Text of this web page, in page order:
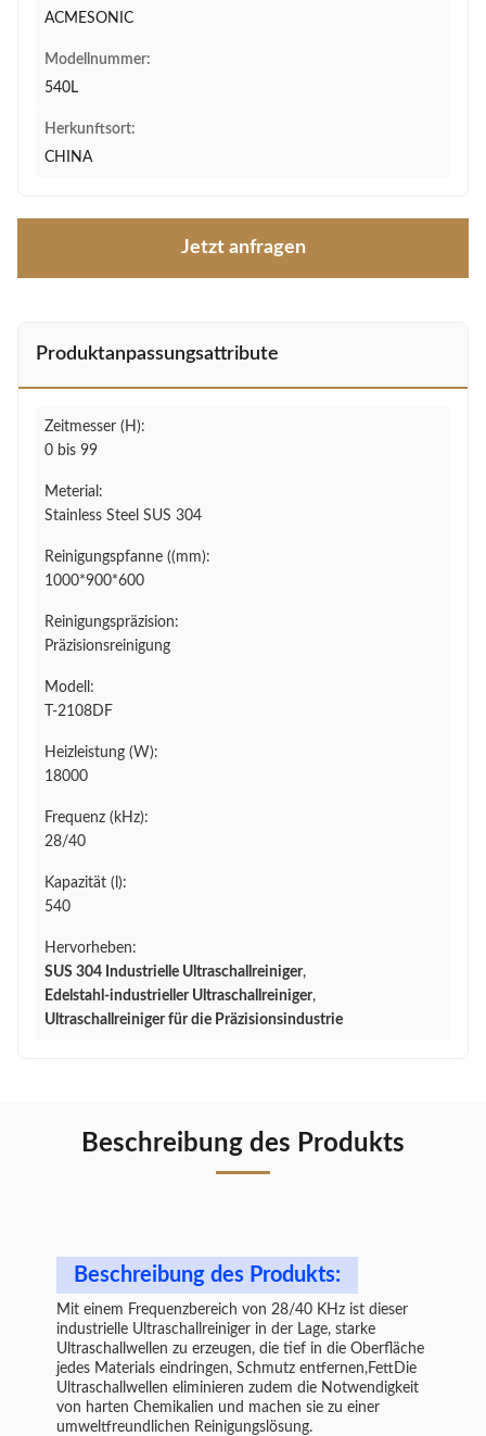
ACMESONIC
Modellnummer:
540L
Herkunftsort:
CHINA
Jetzt anfragen
Produktanpassungsattribute
Zeitmesser (H):
0 bis 99
Meterial:
Stainless Steel SUS 304
Reinigungspfanne ((mm):
1000*900*600
Reinigungspräzision:
Präzisionsreinigung
Modell:
T-2108DF
Heizleistung (W):
18000
Frequenz (kHz):
28/40
Kapazität (l):
540
Hervorheben:
SUS 304 Industrielle Ultraschallreiniger,
Edelstahl-industrieller Ultraschallreiniger,
Ultraschallreiniger für die Präzisionsindustrie
Beschreibung des Produkts
Beschreibung des Produkts:
Mit einem Frequenzbereich von 28/40 KHz ist dieser
industrielle Ultraschallreiniger in der Lage, starke
Ultraschallwellen zu erzeugen, die tief in die Oberfläche
jedes Materials eindringen, Schmutz entfernen,FettDie
Ultraschallwellen eliminieren zudem die Notwendigkeit
von harten Chemikalien und machen sie zu einer
umweltfreundlichen Reinigungslösung.